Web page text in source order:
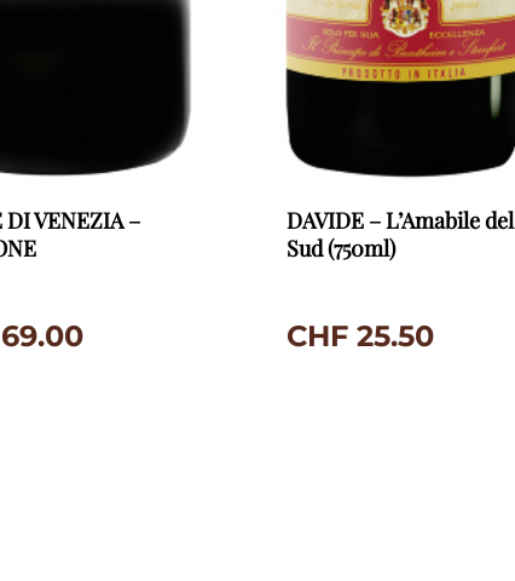
DI VENEZIA –
DAVIDE – L’Amabile del
Sud (750ml)
CHF25.50